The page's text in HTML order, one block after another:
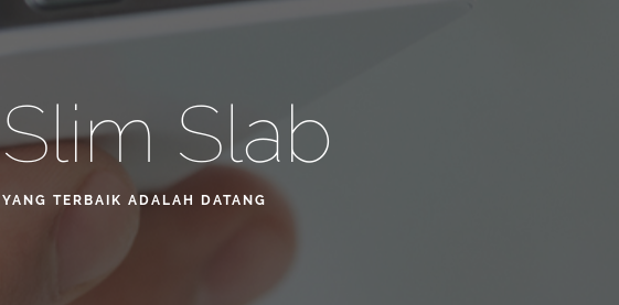
Slim Slab
YANG TERBAIK ADALAH DATANG